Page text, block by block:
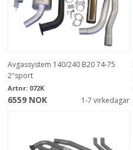
Avgassystem 140/240 B20 74-75
2"sport
Artnr: 072K
6559 NOK 1-7 virkedagar